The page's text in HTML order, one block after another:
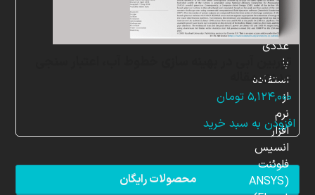
توربین آبی در بهینه سازی خطوط آب، اعتبار سنجی
عددی مقاله
۵,۱۲۴,۰۰۰ تومان
افزودن به سبد خرید
محصولات رایگان
شبیه
سازی
عددی
با
استفاده
از
نرم
افزار
انسیس
فلوئنت
(ANSYS